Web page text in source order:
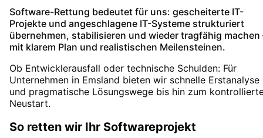
Software-Rettung bedeutet für uns: gescheiterte IT-
Projekte und angeschlagene IT-Systeme strukturiert
übernehmen, stabilisieren und wieder tragfähig machen
mit klarem Plan und realistischen Meilensteinen.
Ob Entwicklerausfall oder technische Schulden: Für
Unternehmen in Emsland bieten wir schnelle Erstanalyse
und pragmatische Lösungswege bis hin zum
Neustart.
So retten wir Ihr Softwareprojekt